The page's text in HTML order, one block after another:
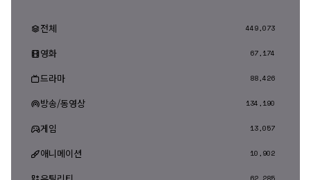
전체 449,073
영화 67,174
드라마 88,426
방송/동영상 134,190
게임 13,057
애니메이션 10,902